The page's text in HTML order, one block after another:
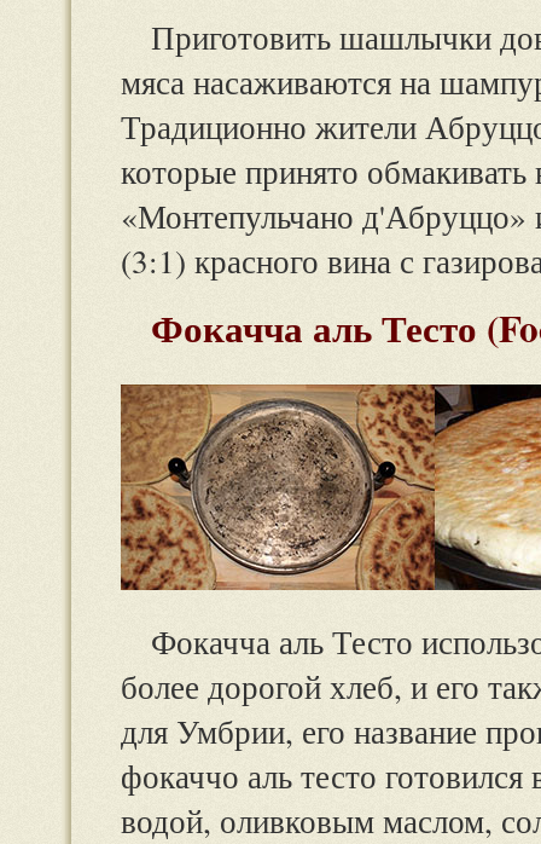
Приготовить шашлычки
мяса насаживаются на
Традиционно жители
которые принято
«Монтепульчано
(3:1) красного вина с
Фокачча аль Тесто
Фокачча аль Тесто
более дорогой хлеб, и его
для Умбрии, его название
фокаччо аль тесто
водой, оливковым маслом,